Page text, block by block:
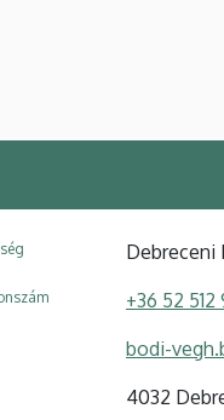
Debreceni
+36 52 512
bodi-
4032